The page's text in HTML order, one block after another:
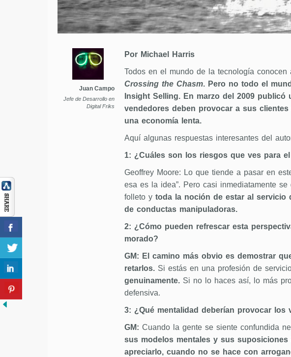
Juan Campo
Jefe de Desarrollo en
Digital Friks
Por Michael Harris
Todos en el mundo de la tecnología conocen
Crossing the Chasm. Pero no todo el
Insight Selling. En marzo del 2009
vendedores deben provocar a sus
una economía lenta.
Aquí algunas respuestas interesantes del
1: ¿Cuáles son los riesgos que ves para
Geoffrey Moore: Lo que tiende a pasar en
esa es la idea”. Pero casi inmediatamente
folleto y toda la noción de estar al servicio
de conductas manipuladoras.
2: ¿Cómo pueden refrescar esta
morado?
GM: El camino más obvio es demostrar
retarlos.Si estás en una profesión de
genuinamente.Si no lo haces así, lo más
defensiva.
3: ¿Qué mentalidad deberían provocar los
GM: Cuando la gente se siente confundida
sus modelos mentales y sus suposiciones
apreciarlo, cuando no se hace con